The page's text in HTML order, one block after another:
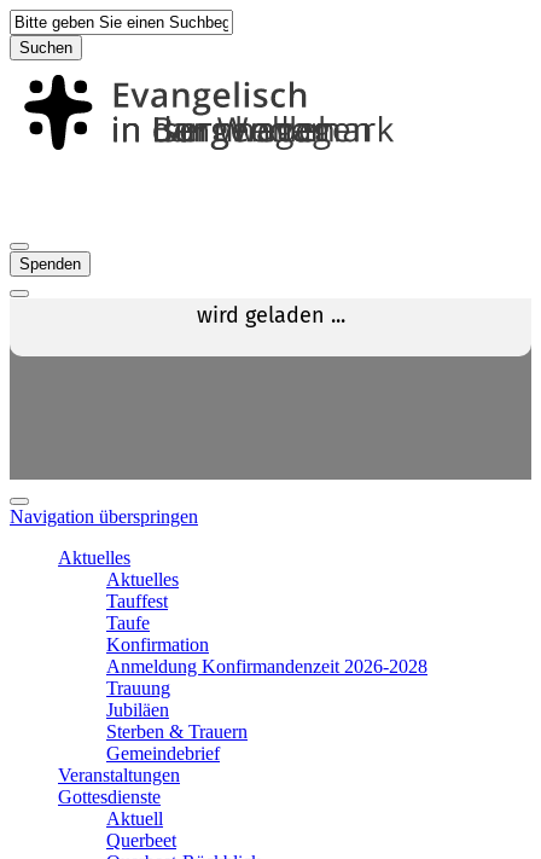
Suchen
Spenden
Navigation überspringen
Aktuelles
Aktuelles
Tauffest
Taufe
Konfirmation
Anmeldung Konfirmandenzeit 2026-2028
Trauung
Jubiläen
Sterben & Trauern
Gemeindebrief
Veranstaltungen
Gottesdienste
Aktuell
Querbeet